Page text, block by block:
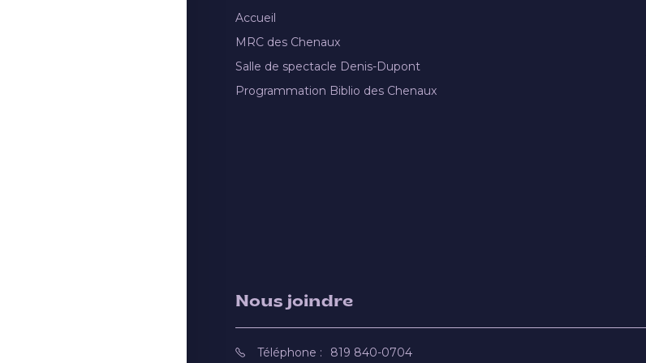
Accueil
MRC des Chenaux
Salle de spectacle Denis-Dupont
Programmation Biblio des Chenaux
Nous joindre
Téléphone : 819 840-0704